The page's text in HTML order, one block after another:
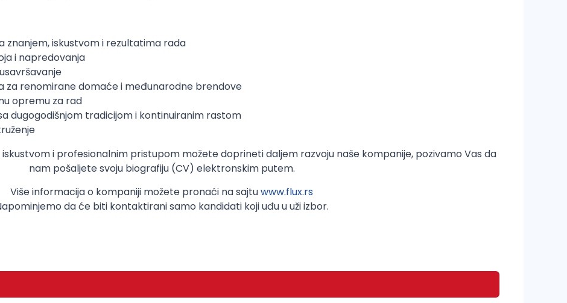
znanjem, iskustvom i rezultatima rada
i napredovanja
za renomirane domaće i međunarodne brendove
opremu za rad
dugogodišnjom tradicijom i kontinuiranim rastom
i profesionalnim pristupom možete doprineti daljem razvoju naše kompanije, pozivamo Vas da
nam pošaljete svoju biografiju (CV) elektronskim putem.
Više informacija o kompaniji možete pronaći na sajtuwww.flux.rs
da će biti kontaktirani samo kandidati koji uđu u uži izbor.